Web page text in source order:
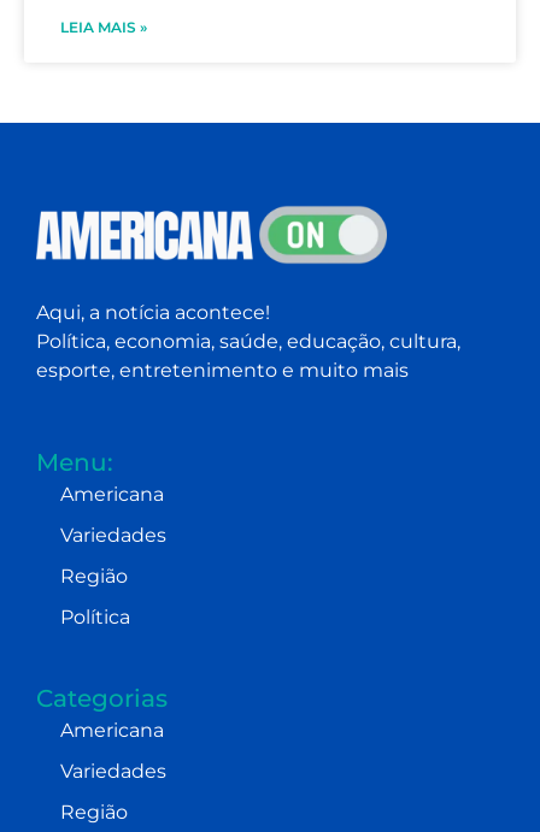
LEIA MAIS »
Aqui, a notícia acontece!
Política, economia, saúde, educação, cultura,
esporte, entretenimento e muito mais
Menu:
Americana
Variedades
Região
Política
Categorias
Americana
Variedades
Região